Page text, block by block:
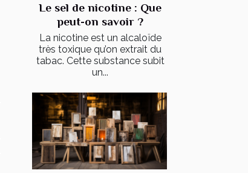
Le sel de nicotine : Que
peut-on savoir ?
La nicotine est un alcaloïde
très toxique qu’on extrait du
tabac. Cette substance subit
un...